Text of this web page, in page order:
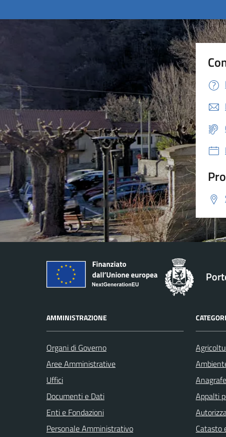
AMMINISTRAZIONE
Organi di Governo
Aree Amministrative
Uffici
Documenti e Dati
Enti e Fondazioni
Personale Amministrativo
Appalti
Catasto